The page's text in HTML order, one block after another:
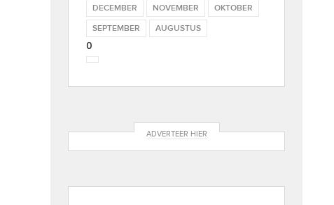
DECEMBER NOVEMBER
OKTOBER
SEPTEMBER
AUGUSTUS
0
ADVERTEER HIER